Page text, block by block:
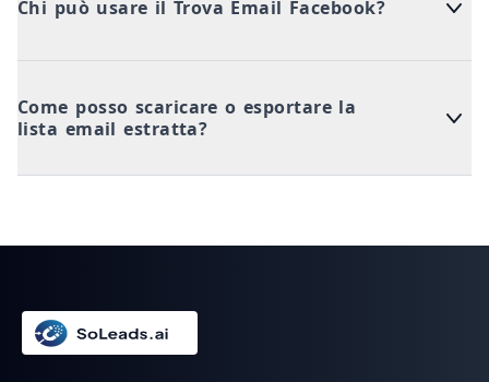
Chi può usare il Trova Email Facebook?
Come posso scaricare o esportare la
lista email estratta?